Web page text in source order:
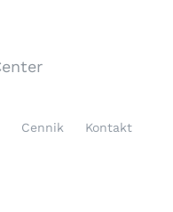
Cennik Kontakt